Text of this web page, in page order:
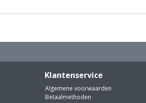
Klantenservice
Algemene voorwaarden
Betaalmethoden